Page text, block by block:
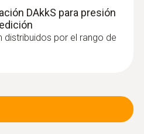
DAkkS para presión
distribuidos por el rango de